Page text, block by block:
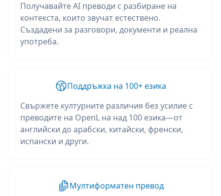
Получавайте AI преводи с разбиране на
контекста, които звучат естествено.
Създадени за разговори, документи и реална
употреба.
Поддръжка на 100+ езика
Свържете културните различия без усилие с
преводите на OpenL на над 100 езика—от
английски до арабски, китайски, френски,
испански и други.
Мултиформатен превод